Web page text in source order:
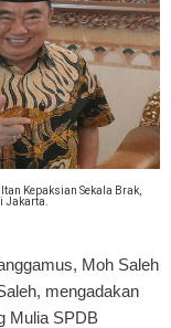
Kepaksian Sekala Brak,
Jakarta.
Moh Saleh
mengadakan
Mulia SPDB